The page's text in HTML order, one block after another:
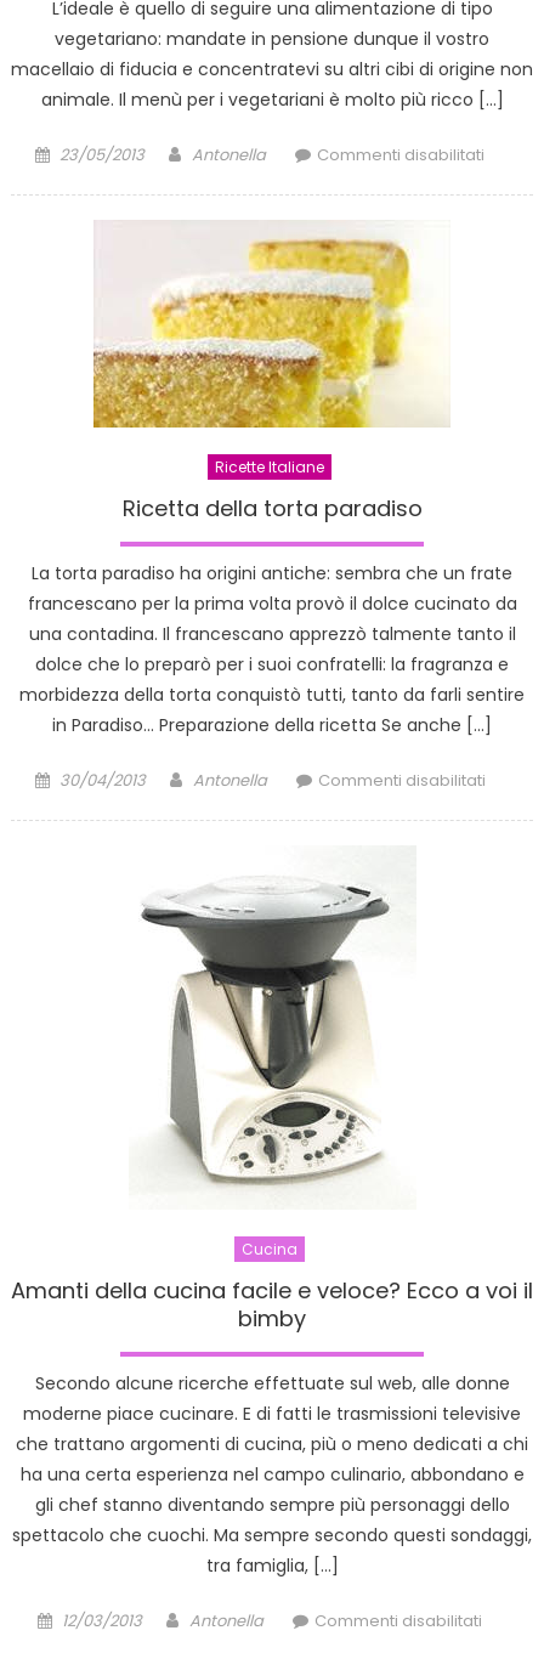
L’ideale è quello di seguire una alimentazione di tipo
vegetariano: mandate in pensione dunque il vostro
macellaio di fiducia e concentratevi su altri cibi di origine non
animale. Il menù per i vegetariani è molto più ricco […]
Posted
23/05/2013 Author
Antonella Commenti disabilitati
Ricette Italiane
Ricetta della torta paradiso
La torta paradiso ha origini antiche: sembra che un frate
francescano per la prima volta provò il dolce cucinato da
una contadina. Il francescano apprezzò talmente tanto il
dolce che lo preparò per i suoi confratelli: la fragranza e
morbidezza della torta conquistò tutti, tanto da farli sentire
in Paradiso… Preparazione della ricetta Se anche […]
Posted
30/04/2013 Author
Antonella Commenti disabilitatisu
Cucina
Amanti della cucina facile e veloce? Ecco a voi il
bimby
Secondo alcune ricerche effettuate sul web, alle donne
moderne piace cucinare. E di fatti le trasmissioni televisive
che trattano argomenti di cucina, più o meno dedicati a chi
ha una certa esperienza nel campo culinario, abbondano e
gli chef stanno diventando sempre più personaggi dello
spettacolo che cuochi. Ma sempre secondo questi sondaggi,
tra famiglia, […]
Posted
12/03/2013 Author
Antonella Commenti disabilitati